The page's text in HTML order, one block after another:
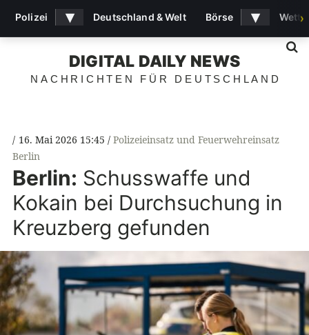
DIGITAL DAILY NEWS
NACHRICHTEN FÜR DEUTSCHLAND
16. Mai 2026 15:45
Polizeieinsatz und Feuerwehreinsatz
Berlin
Berlin: Schusswaffe und
Kokain bei Durchsuchung in
Kreuzberg gefunden
Polizei ▾ Deutschland & Welt Börse ▾ ›